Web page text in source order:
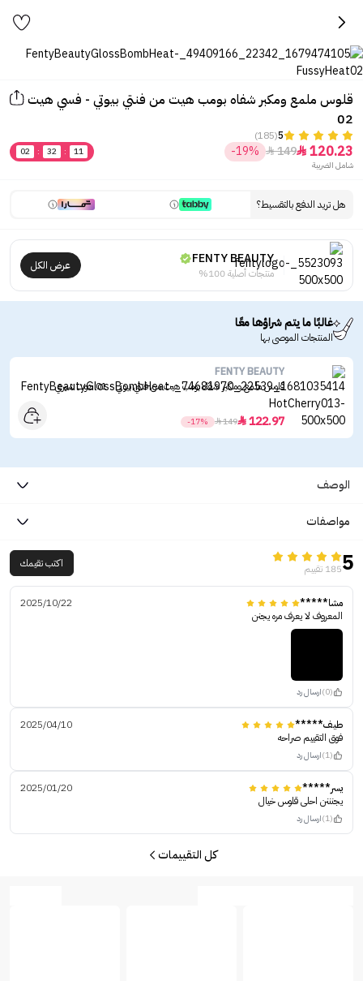
قلوس ملمع ومكبر شفاه بومب هيت من فنتي بيوتي - فسي هيت
02
5
(185)
120.23

149

-19%
02 : 32 :
11
شامل الضريبة
هل تريد الدفع بالتقسيط؟
FENTY BEAUTY
منتجات أصلية 100%
عرض الكل
غالبًا ما يتم شراؤها معًا
المنتجات الموصى بها
FENTY BEAUTY
قلوس ملمع ومكبر شفاه بومب هيت من فنتي بيوتي - 01 هوت شيري
122.97

149

-17%
الوصف
مواصفات
5185 تقييم اكتب تقيمك
مشا*****
2025/10/22
المعروف لا يعرف مره يجنن
(0) ارسال رد
طيف*****
2025/04/10
فوق التقييم صراحه
(1) ارسال رد
يسر*****
2025/01/20
يجنننن احلى قلوس خيال
(1) ارسال رد
كل التقييمات